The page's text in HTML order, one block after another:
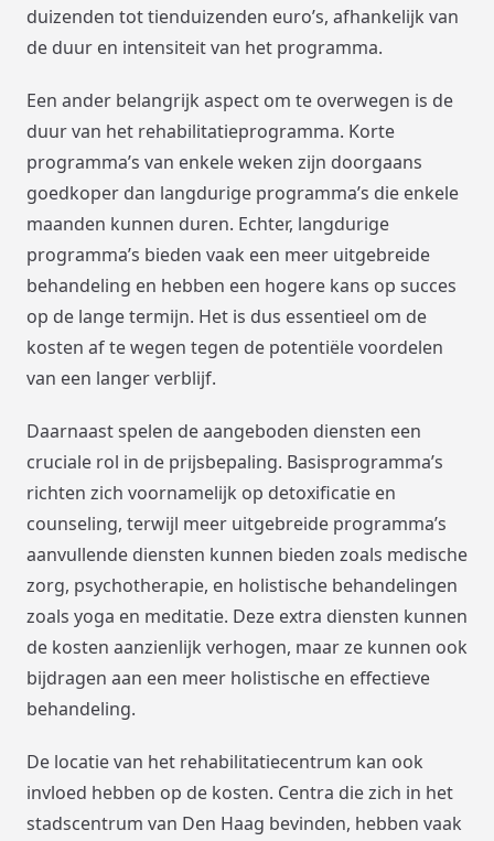
duizenden tot tienduizenden euro’s, afhankelijk van
de duur en intensiteit van het programma.
Een ander belangrijk aspect om te overwegen is de
duur van het rehabilitatieprogramma. Korte
programma’s van enkele weken zijn doorgaans
goedkoper dan langdurige programma’s die enkele
maanden kunnen duren. Echter, langdurige
programma’s bieden vaak een meer uitgebreide
behandeling en hebben een hogere kans op succes
op de lange termijn. Het is dus essentieel om de
kosten af te wegen tegen de potentiële voordelen
van een langer verblijf.
Daarnaast spelen de aangeboden diensten een
cruciale rol in de prijsbepaling. Basisprogramma’s
richten zich voornamelijk op detoxificatie en
counseling, terwijl meer uitgebreide programma’s
aanvullende diensten kunnen bieden zoals medische
zorg, psychotherapie, en holistische behandelingen
zoals yoga en meditatie. Deze extra diensten kunnen
de kosten aanzienlijk verhogen, maar ze kunnen ook
bijdragen aan een meer holistische en effectieve
behandeling.
De locatie van het rehabilitatiecentrum kan ook
invloed hebben op de kosten. Centra die zich in het
stadscentrum van Den Haag bevinden, hebben vaak